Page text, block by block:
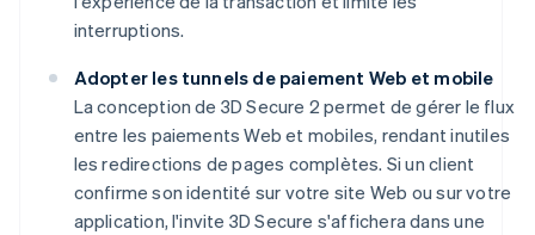
interruptions.
Adopter les tunnels de paiement Web et mobile
La conception de 3D Secure 2 permet de gérer le flux
entre les paiements Web et mobiles, rendant inutiles
les redirections de pages complètes. Si un client
confirme son identité sur votre site Web ou sur votre
application, l'invite 3D Secure s'affichera dans une